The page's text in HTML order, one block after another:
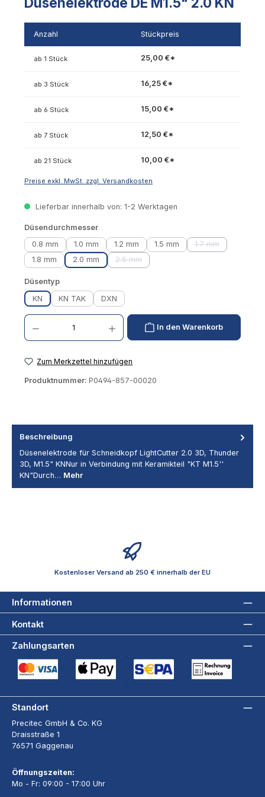
Anzahl Stückpreis
ab 1 Stück 25,00 €*
ab 3 Stück 16,25 €*
ab 6 Stück 15,00 €*
ab 7 Stück 12,50 €*
ab 21 Stück 10,00 €*
Preise exkl. MwSt. zzgl. Versandkosten
Lieferbar innerhalb von: 1-2 Werktagen
Düsendurchmesserauswählen
0.8 mm
1.0 mm 1.2 mm 1.5 mm 1.7 mm
(Diese Option ist
1.8 mm 2.0 mm 2.5 mm
(Diese Option ist zurzeit nicht verfügbar.)
Düsentypauswählen
KN
KN TAK DXN
Produkt Anzahl: Gib den gewünschten Wert ein oder benutze die Schaltflächen um
In den Warenkorb
Zum Merkzettel hinzufügen
Produktnummer: P0494-857-00020
Beschreibung
Düsenelektrode für Schneidkopf LightCutter 2.0 3D, Thunder
3D, M1.5" KNNur in Verbindung mit Keramikteil "KT M1.5''
KN"Durch… Mehr
Kostenloser Versand ab 250 € innerhalb der EU
Informationen
Kontakt
Zahlungsarten
Standort
Precitec GmbH & Co. KG
Draisstraße 1
76571 Gaggenau
Öffnungszeiten:
Mo - Fr: 09:00 - 17:00 Uhr